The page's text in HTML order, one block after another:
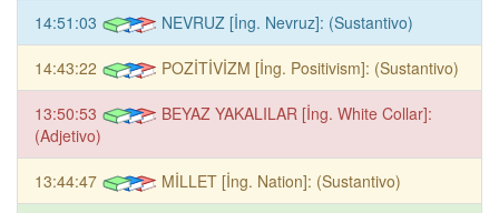
14:51:03 NEVRUZ [İng. Nevruz]: (Sustantivo)
14:43:22 POZİTİVİZM [İng. Positivism]: (Sustantivo)
13:50:53
BEYAZ YAKALILAR [İng. White Collar]:
(Adjetivo)
13:44:47 MİLLET [İng. Nation]: (Sustantivo)